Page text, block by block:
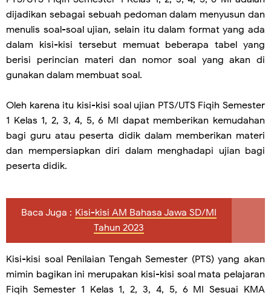
dijadikan sebagai sebuah pedoman dalam menyusun dan
menulis soal-soal ujian, selain itu dalam format yang ada
dalam kisi-kisi tersebut memuat beberapa tabel yang
berisi perincian materi dan nomor soal yang akan di
gunakan dalam membuat soal.
Oleh karena itu kisi-kisi soal ujian PTS/UTS Fiqih Semester
1 Kelas 1, 2, 3, 4, 5, 6 MI dapat memberikan kemudahan
bagi guru atau peserta didik dalam memberikan materi
dan mempersiapkan diri dalam menghadapi ujian bagi
peserta didik.
Baca Juga : Kisi-kisi AM Bahasa Jawa SD/MI
Tahun 2023
Kisi-kisi soal Penilaian Tengah Semester (PTS) yang akan
mimin bagikan ini merupakan kisi-kisi soal mata pelajaran
Fiqih Semester 1 Kelas 1, 2, 3, 4, 5, 6 MI Sesuai KMA